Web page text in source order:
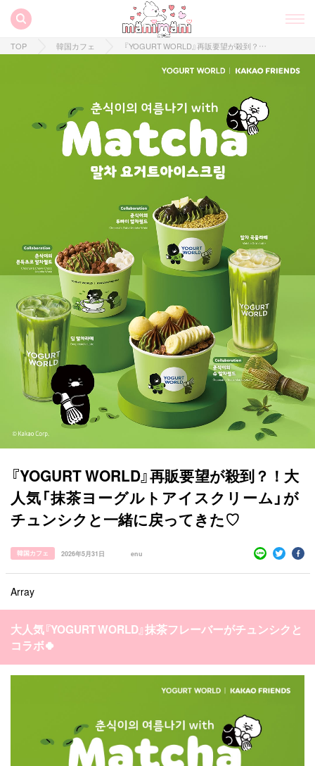
すべての記事
manimani について
カテゴリー一覧
タグ一覧
運営会社
韓国 オルチャン 韓国トレンド
kpop トレンド 韓国メイク
オルチャンメイク
韓国ドラマ カフェ かわいい
TOP 韓国カフェ 『YOGURT WORLD』再販要望が殺到？！大人気「抹茶ヨーグルトアイスクリーム」がチュンシクと一緒に戻ってきた♡
『YOGURT WORLD』再販要望が殺到？！大
人気「抹茶ヨーグルトアイスクリーム」が
チュンシクと一緒に戻ってきた♡
韓国カフェ 2026年5月31日 enu
Array
大人気『YOGURT WORLD』抹茶フレーバーがチュンシクと
コラボ🍀